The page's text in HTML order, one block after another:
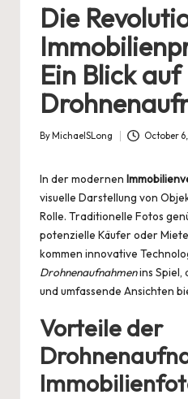
Die
Ein Blick auf
Posted
By MichaelSLong October
In der modernen
visuelle Darstellung von
Rolle. Traditionelle Fotos
potenzielle Käufer oder
kommen innovative
Drohnenaufnahmenins Spiel,
und umfassende Ansichten
Vorteile der